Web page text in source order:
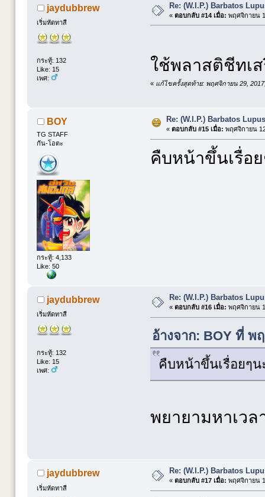
jaydubbrew
เริ่มหัดทาสี
กระทู้: 132
Like: 15
เพศ:
Re: (W.I.P.) Barbatos
« ตอบกลับ #14 เมื่อ: พฤศจิกายน
ใช้พลาสติชีทเ
« แก้ไขครั้งสุดท้าย: พฤศจิกายน 29,
BOY
TG STAFF
กัน-โอตะ
กระทู้: 4,133
Like: 50
Re: (W.I.P.) Barbatos
« ตอบกลับ #15 เมื่อ: พฤศจิกายน
คืบหน้าขึ้นเรื่อ
jaydubbrew
เริ่มหัดทาสี
กระทู้: 132
Like: 15
เพศ:
Re: (W.I.P.) Barbatos
« ตอบกลับ #16 เมื่อ: พฤศจิกายน
อ้างจาก: BOY ที่ พ
คืบหน้าขึ้นเรื่อยๆน
พยายามหาเว
jaydubbrew
เริ่มหัดทาสี
Re: (W.I.P.) Barbatos
« ตอบกลับ #17 เมื่อ: พฤศจิกายน